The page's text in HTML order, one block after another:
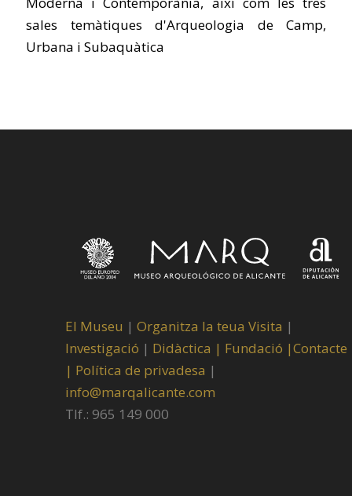
sales temàtiques d'Arqueologia de Camp,
Urbana i Subaquàtica
El Museu | Organitza la teua Visita |
Investigació | Didàctica | Fundació |Contacte
| Política de privadesa |
info@marqalicante.com
Tlf.: 965 149 000